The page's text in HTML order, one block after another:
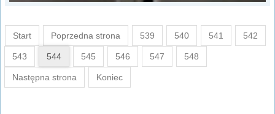
Start Poprzedna strona 539 540 541 542
543 544 545 546 547 548
Następna strona Koniec